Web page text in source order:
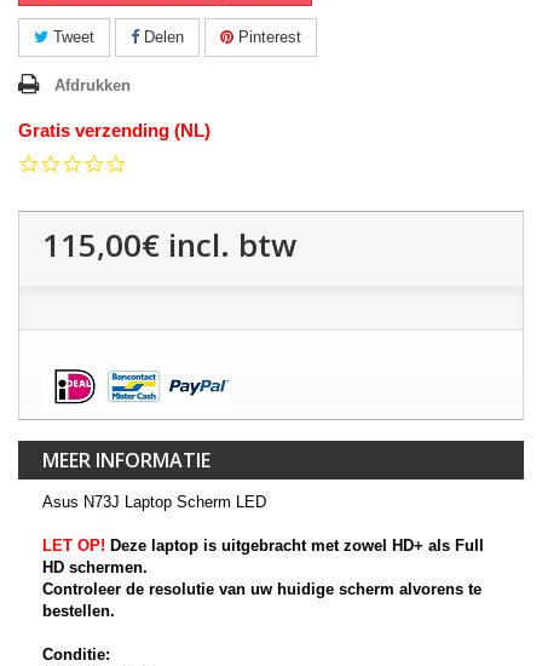
Tweet Delen Pinterest
Afdrukken
Gratis verzending (NL)
115,00€ incl. btw
MEER INFORMATIE
Asus N73J Laptop Scherm LED
LET OP! Deze laptop is uitgebracht met zowel HD+ als Full
HD schermen.
Controleer de resolutie van uw huidige scherm alvorens te
bestellen.
Conditie: